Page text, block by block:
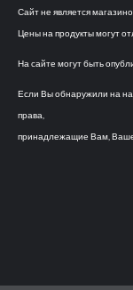
Сайт не является
Цены на продукты могут
На сайте могут быть
Если Вы обнаружили на
права,
принадлежащие Вам,